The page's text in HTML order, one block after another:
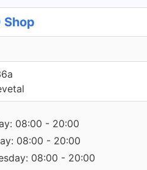
Shop
08:00 - 20:00
08:00 - 20:00
08:00 - 20:00